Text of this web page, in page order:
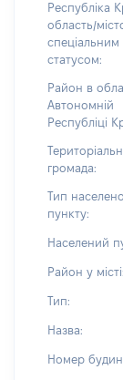
Республіка
область/
спеціальним
статусом:
Район в
Автономній
Республіці
громада:
Тип
пункту:
Населений
Район у місті:
Тип:
Назва:
Номер